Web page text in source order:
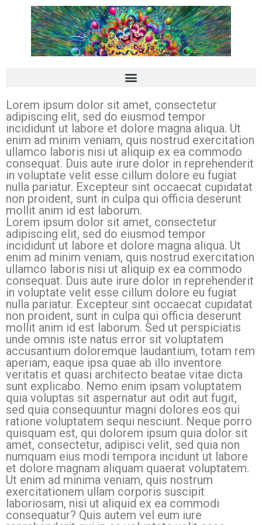
inhoud
Lorem ipsum dolor sit amet, consectetur
adipiscing elit, sed do eiusmod tempor
incididunt ut labore et dolore magna aliqua. Ut
enim ad minim veniam, quis nostrud exercitation
ullamco laboris nisi ut aliquip ex ea commodo
consequat. Duis aute irure dolor in reprehenderit
in voluptate velit esse cillum dolore eu fugiat
nulla pariatur. Excepteur sint occaecat cupidatat
non proident, sunt in culpa qui officia deserunt
mollit anim id est laborum.
Lorem ipsum dolor sit amet, consectetur
adipiscing elit, sed do eiusmod tempor
incididunt ut labore et dolore magna aliqua. Ut
enim ad minim veniam, quis nostrud exercitation
ullamco laboris nisi ut aliquip ex ea commodo
consequat. Duis aute irure dolor in reprehenderit
in voluptate velit esse cillum dolore eu fugiat
nulla pariatur. Excepteur sint occaecat cupidatat
non proident, sunt in culpa qui officia deserunt
mollit anim id est laborum. Sed ut perspiciatis
unde omnis iste natus error sit voluptatem
accusantium doloremque laudantium, totam rem
aperiam, eaque ipsa quae ab illo inventore
veritatis et quasi architecto beatae vitae dicta
sunt explicabo. Nemo enim ipsam voluptatem
quia voluptas sit aspernatur aut odit aut fugit,
sed quia consequuntur magni dolores eos qui
ratione voluptatem sequi nesciunt. Neque porro
quisquam est, qui dolorem ipsum quia dolor sit
amet, consectetur, adipisci velit, sed quia non
numquam eius modi tempora incidunt ut labore
et dolore magnam aliquam quaerat voluptatem.
Ut enim ad minima veniam, quis nostrum
exercitationem ullam corporis suscipit
laboriosam, nisi ut aliquid ex ea commodi
consequatur? Quis autem vel eum iure